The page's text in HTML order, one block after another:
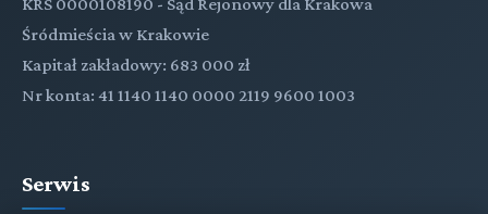
Śródmieścia w Krakowie
Kapitał zakładowy: 683 000 zł
Nr konta: 41 1140 1140 0000 2119 9600 1003
Serwis